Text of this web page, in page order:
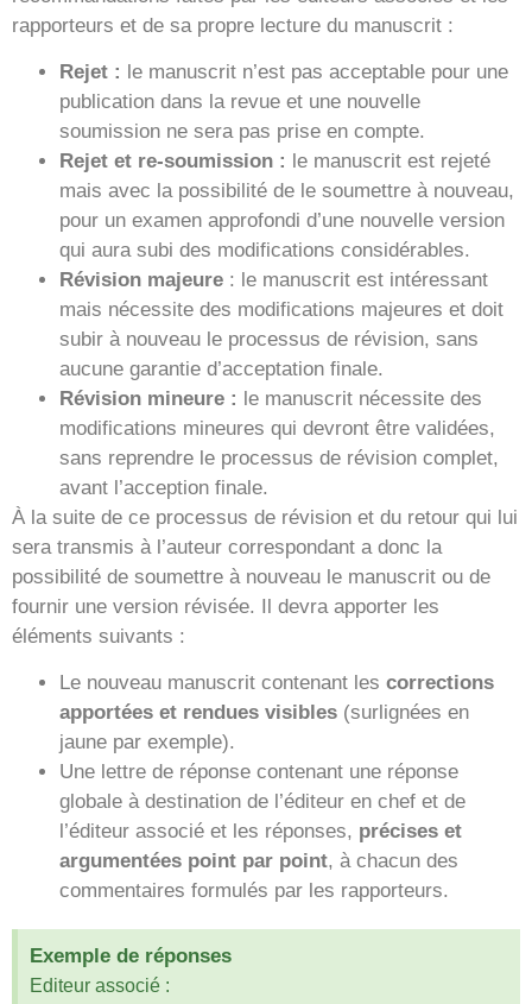
rapporteurs et de sa propre lecture du manuscrit :
Rejet : le manuscrit n’est pas acceptable pour une
publication dans la revue et une nouvelle
soumission ne sera pas prise en compte.
Rejet et re-soumission : le manuscrit est rejeté
mais avec la possibilité de le soumettre à nouveau,
pour un examen approfondi d’une nouvelle version
qui aura subi des modifications considérables.
Révision majeure : le manuscrit est intéressant
mais nécessite des modifications majeures et doit
subir à nouveau le processus de révision, sans
aucune garantie d’acceptation finale.
Révision mineure : le manuscrit nécessite des
modifications mineures qui devront être validées,
sans reprendre le processus de révision complet,
avant l’acception finale.
À la suite de ce processus de révision et du retour qui lui
sera transmis à l’auteur correspondant a donc la
possibilité de soumettre à nouveau le manuscrit ou de
fournir une version révisée. Il devra apporter les
éléments suivants :
Le nouveau manuscrit contenant les corrections
apportées et rendues visibles (surlignées en
jaune par exemple).
Une lettre de réponse contenant une réponse
globale à destination de l’éditeur en chef et de
l’éditeur associé et les réponses, précises et
argumentées point par point, à chacun des
commentaires formulés par les rapporteurs.
Exemple de réponses
Editeur associé :